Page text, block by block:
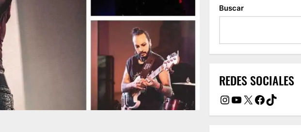
Buscar
REDES SOCIALES
Instagram
YouTube
X Facebook
TikTok